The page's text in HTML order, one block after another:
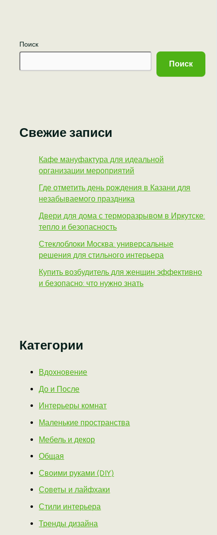
Поиск
Поиск
Свежие записи
Кафе мануфактура для идеальной
организации мероприятий
Где отметить день рождения в Казани для
незабываемого праздника
Двери для дома с терморазрывом в Иркутске:
тепло и безопасность
Стеклоблоки Москва: универсальные
решения для стильного интерьера
Купить возбудитель для женщин эффективно
и безопасно: что нужно знать
Категории
Вдохновение
До и После
Интерьеры комнат
Маленькие пространства
Мебель и декор
Общая
Своими руками (DIY)
Советы и лайфхаки
Стили интерьера
Тренды дизайна